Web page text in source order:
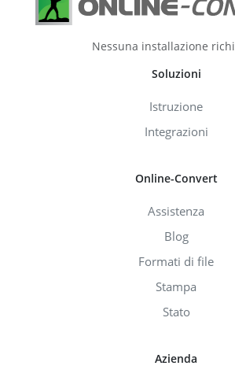
Nessuna installazione
Soluzioni
Istruzione
Integrazioni
Online-Convert
Assistenza
Blog
Formati di file
Stampa
Stato
Azienda